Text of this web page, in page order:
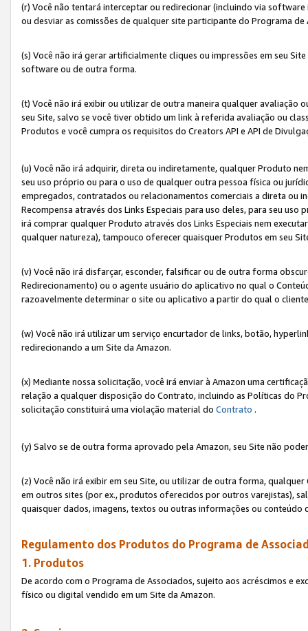
(r) Você não tentará interceptar ou redirecionar (incluindo via
ou desviar as comissões de qualquer site participante do Programa de
(s) Você não irá gerar artificialmente cliques ou impressões em seu
software ou de outra forma.
(t) Você não irá exibir ou utilizar de outra maneira qualquer avaliação
seu Site, salvo se você tiver obtido um link à referida avaliação ou
Produtos e você cumpra os requisitos do Creators API e API de
(u) Você não irá adquirir, direta ou indiretamente, qualquer Produto
seu uso próprio ou para o uso de qualquer outra pessoa física ou
empregados, contratados ou relacionamentos comerciais a direta ou
Recompensa através dos Links Especiais para uso deles, para seu
irá comprar qualquer Produto através dos Links Especiais nem
qualquer natureza), tampouco oferecer quaisquer Produtos em seu
(v) Você não irá disfarçar, esconder, falsificar ou de outra forma
Redirecionamento) ou o agente usuário do aplicativo no qual o
razoavelmente determinar o site ou aplicativo a partir do qual o
(w) Você não irá utilizar um serviço encurtador de links, botão,
redirecionando a um Site da Amazon.
(x) Mediante nossa solicitação, você irá enviar à Amazon uma
relação a qualquer disposição do Contrato, incluindo as Políticas do
solicitação constituirá uma violação material do Contrato .
(y) Salvo se de outra forma aprovado pela Amazon, seu Site não
(z) Você não irá exibir em seu Site, ou utilizar de outra forma,
em outros sites (por ex., produtos oferecidos por outros varejistas),
quaisquer dados, imagens, textos ou outras informações ou
Regulamento dos Produtos do Programa de
1. Produtos
De acordo com o Programa de Associados, sujeito aos acréscimos e
físico ou digital vendido em um Site da Amazon.